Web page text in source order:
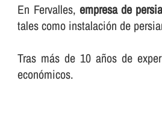
En Fervalles, empresa de
tales como instalación de
Tras más de 10 años de
económicos.